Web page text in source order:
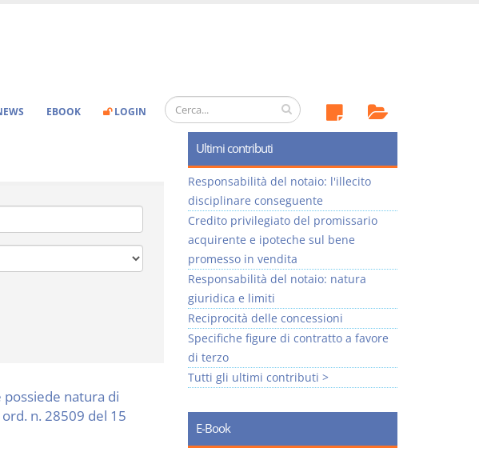
EBOOK LOGIN
natura di
ord. n. 28509 del 15
Ultimi contributi
Responsabilità del notaio: l'illecito
disciplinare conseguente
Credito privilegiato del promissario
acquirente e ipoteche sul bene
promesso in vendita
Responsabilità del notaio: natura
giuridica e limiti
Reciprocità delle concessioni
Specifiche figure di contratto a favore
di terzo
Tutti gli ultimi contributi >
E-Book